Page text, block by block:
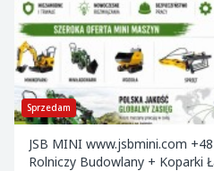
Sprzedam
JSB MINI www.jsbmini.com
Rolniczy Budowlany + Koparki